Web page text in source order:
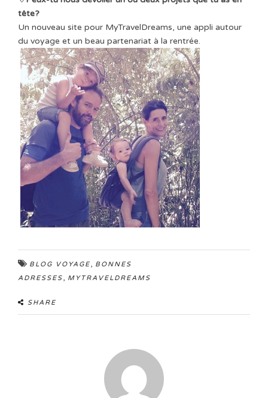
tête?
Un nouveau site pour MyTravelDreams, une appli autour
du voyage et un beau partenariat à la rentrée.
BLOG VOYAGE, BONNES
ADRESSES, MYTRAVELDREAMS
SHARE